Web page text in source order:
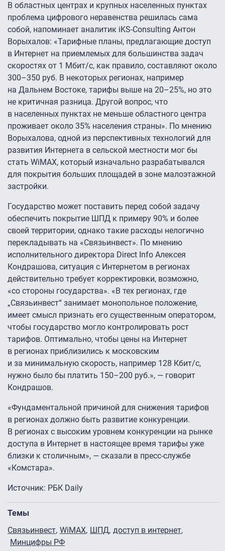
В областных центрах и крупных населенных пунктах
проблема цифрового неравенства решилась сама
собой, напоминает аналитик iKS-Consulting Антон
Ворыхалов: «Тарифные планы, предлагающие доступ
в Интернет на приемлемых для большинства задач
скоростях от 1 Мбит/с, как правило, составляют около
300–350 руб. В некоторых регионах, например
на Дальнем Востоке, тарифы выше на 20–25%, но это
не критичная разница. Другой вопрос, что
в населенных пунктах не меньше областного центра
проживает около 35% населения страны». По мнению
Ворыхалова, одной из перспективных технологий для
развития Интернета в сельской местности мог бы
стать WiMAX, который изначально разрабатывался
для покрытия больших площадей в зоне малоэтажной
застройки.
Государство может поставить перед собой задачу
обеспечить покрытие ШПД к примеру 90% и более
своей территории, однако такие расходы нелогично
перекладывать на «Связьинвест». По мнению
исполнительного директора Direct Info Алексея
Кондрашова, ситуация с Интернетом в регионах
действительно требует корректировки, возможно,
«со стороны государства». «В тех регионах, где
„Связьинвест“ занимает монопольное положение,
имеет смысл признать его существенным оператором,
чтобы государство могло контролировать рост
тарифов. Оптимально, чтобы цены на Интернет
в регионах приблизились к московским
и за минимальную скорость, например 128 Кбит/с,
нужно было бы платить 150–200 руб.», — говорит
Кондрашов.
«Фундаментальной причиной для снижения тарифов
в регионах должно быть развитие конкуренции.
В регионах с высоким уровнем конкуренции на рынке
доступа в Интернет в настоящее время тарифы уже
близки к столичным», — сказали в пресс-службе
«Комстара».
Источник: РБК Daily
Темы
Связьинвест WiMAX ШПД доступ в интернет
Минцифры РФ